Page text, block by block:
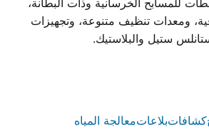
للمسابح الخرسانية وذات البطانة،
ومعدات تنظيف متنوعة، وتجهيزات
كشافاتبلاعاتمعالجة المياه